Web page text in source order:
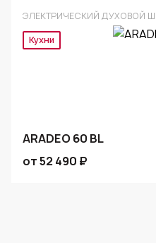
ЭЛЕКТРИЧЕСКИЙ ДУХОВОЙ
Кухни
ARADEO 60 BL
от 52 490 ₽